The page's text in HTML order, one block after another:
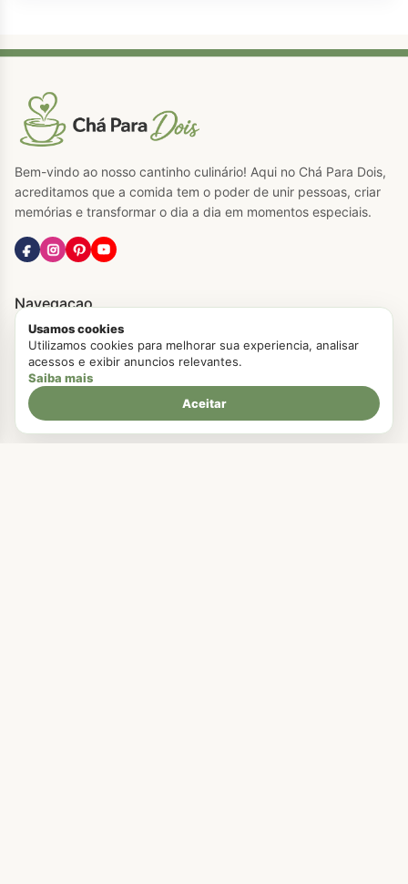
Bem-vindo ao nosso cantinho culinário! Aqui no Chá Para Dois,
acreditamos que a comida tem o poder de unir pessoas, criar
memórias e transformar o dia a dia em momentos especiais.
Navegacao
Home
Sobre Nós
Contato
Politica de Cookies
Usamos cookies
Utilizamos cookies para melhorar sua experiencia, analisar
acessos e exibir anuncios relevantes.
Saiba mais
Aceitar